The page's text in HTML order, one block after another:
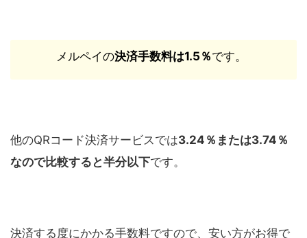
メルペイの決済手数料は1.5 ％です。
他のQRコード決済サービスでは3.24 ％または3.74 ％
なので比較すると半分以下です。
決済する度にかかる手数料ですので、安い方がお得で